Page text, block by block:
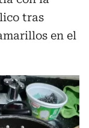
tras
en el